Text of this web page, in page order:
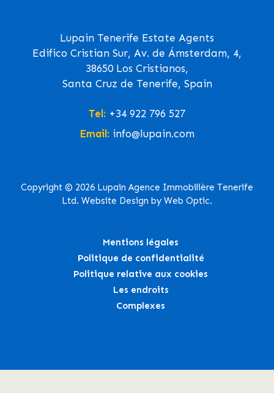
Lupain Tenerife Estate Agents
Edifico Cristian Sur, Av. de Ámsterdam, 4,
38650 Los Cristianos,
Santa Cruz de Tenerife, Spain
Tel: +34 922 796 527
Email: info@lupain.com
Copyright © 2026 Lupain Agence Immobilière Tenerife
Ltd. Website Design by Web Optic.
Mentions légales
Politique de confidentialité
Politique relative aux cookies
Les endroits
Complexes